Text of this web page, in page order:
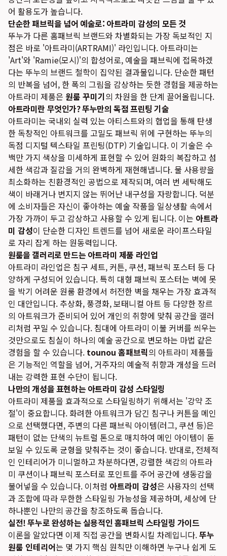
어 활용도가 높습니다.
단순한 패브릭을 넘어 예술로: 아트라미 감성의 모든 것
뚜누가 다른 홈패브릭 브랜드와 차별화되는 가장 독보적인 지
점은 바로 '아트라미(ARTRAMI)' 라인입니다. 아트라미는
'Art'와 'Ramie(모시)'의 합성어로, 예술을 패브릭에 접목하겠
다는 뚜누의 브랜드 철학이 집약된 결과물입니다. 단순한 패턴
의 반복을 넘어, 한 폭의 그림을 감상하는 듯한 경험을 제공하는
아트라미 제품은 원룸 꾸미기의 차원을 한 단계 끌어올립니다.
아트라미란 무엇인가? 뚜누만의 독점 프린팅 기술
아트라미는 국내외 실력 있는 아티스트와의 협업을 통해 탄생
한 독창적인 아트워크를 고밀도 패브릭 위에 구현하는 뚜누의
독점 디지털 텍스타일 프린팅(DTP) 기술입니다. 이 기술은 수
백만 가지 색상을 미세하게 표현할 수 있어 원화의 복잡하고 섬
세한 색감과 질감을 거의 완벽하게 재현해냅니다. 물 사용량을
최소화하는 친환경적인 공법으로 제작되며, 여러 번 세탁해도
색이 바래거나 번지지 않는 뛰어난 내구성을 자랑합니다. 덕분
에 소비자들은 자신이 좋아하는 예술 작품을 일상생활 속에서
가장 가까이 두고 감상하고 사용할 수 있게 됩니다. 이는 아트라
미 감성이 단순한 디자인 트렌드를 넘어 새로운 라이프스타일
로 자리 잡게 하는 원동력입니다.
원룸을 갤러리로 만드는 아트라미 제품 라인업
아트라미 라인업은 침구 세트, 커튼, 쿠션, 패브릭 포스터 등 다
양하게 구성되어 있습니다. 특히 대형 패브릭 포스터는 벽에 못
을 박기 어려운 원룸 환경에서 허전한 벽을 채우는 가장 효과적
인 대안입니다. 추상화, 풍경화, 보태니컬 아트 등 다양한 장르
의 아트워크가 준비되어 있어 개인의 취향에 맞춰 공간을 갤러
리처럼 꾸밀 수 있습니다. 침대에 아트라미 이불 커버를 씌우는
것만으로도 침실이 하나의 예술 공간으로 변모하는 마법 같은
경험을 할 수 있습니다. tounou 홈패브릭의 아트라미 제품들
은 기능적인 역할을 넘어, 거주자의 예술적 취향과 개성을 드러
내는 강력한 표현 수단이 됩니다.
나만의 개성을 표현하는 아트라미 감성 스타일링
아트라미 제품을 효과적으로 스타일링하기 위해서는 '강약 조
절'이 중요합니다. 화려한 아트워크가 담긴 침구나 커튼을 메인
으로 선택했다면, 주변의 다른 패브릭 아이템(러그, 쿠션 등)은
패턴이 없는 단색의 뉴트럴 톤으로 매치하여 메인 아이템이 돋
보일 수 있도록 균형을 맞춰주는 것이 좋습니다. 반대로, 전체적
인 인테리어가 미니멀하고 차분하다면, 강렬한 색감의 아트라
미 쿠션이나 패브릭 포스터로 포인트를 주어 공간에 생동감을
불어넣을 수 있습니다. 이처럼 아트라미 감성은 사용자의 선택
과 조합에 따라 무한한 스타일링 가능성을 제공하며, 세상에 단
하나뿐인 나만의 공간을 창조하도록 돕습니다.
실전! 뚜누로 완성하는 실용적인 홈패브릭 스타일링 가이드
이론을 알았다면 이제 직접 공간을 변화시킬 차례입니다.뚜누
원룸 인테리어는 몇 가지 핵심 원칙만 이해하면 누구나 쉽게 도